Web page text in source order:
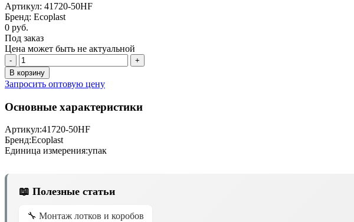
Артикул: 41720-50HF
Бренд: Ecoplast
0 руб.
Под заказ
Цена может быть не актуальной
-
+
В корзину
Запросить оптовую цену
Основные характеристики
Артикул:41720-50HF
Бренд:Ecoplast
Единица измерения:упак
📖 Полезные статьи
🔧 Монтаж лотков и коробов